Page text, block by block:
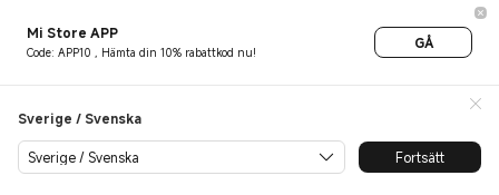
Mi Store APP
Code: APP10 , Hämta din 10% rabattkod nu!
GÅ
Sverige / Svenska
Sverige / Svenska Fortsätt